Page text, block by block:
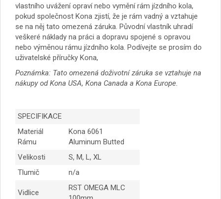
vlastního uvážení opraví nebo vymění rám jízdního kola,
pokud společnost Kona zjistí, že je rám vadný a vztahuje
se na něj tato omezená záruka. Původní vlastník uhradí
veškeré náklady na práci a dopravu spojené s opravou
nebo výměnou rámu jízdního kola. Podívejte se prosím do
uživatelské příručky Kona,
Poznámka: Tato omezená doživotní záruka se vztahuje na
nákupy od Kona USA, Kona Canada a Kona Europe.
SPECIFIKACE
Materiál
Rámu
Kona 6061
Aluminum Butted
Velikosti
S, M, L, XL
Tlumič
n/a
Vidlice
RST OMEGA MLC